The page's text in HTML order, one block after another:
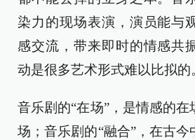
染力的现场表演，演员能与
感交流，带来即时的情感共
动是很多艺术形式难以比拟的
音乐剧的“在场”，是情感的
场；音乐剧的“融合”，在古